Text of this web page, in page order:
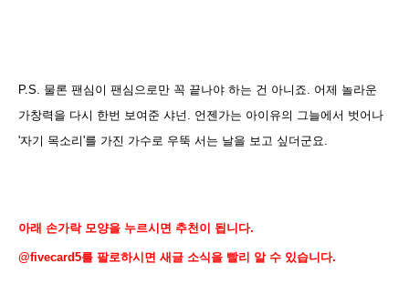
P.S. 물론 팬심이 팬심으로만 꼭 끝나야 하는 건 아니죠. 어제 놀라운
가창력을 다시 한번 보여준 샤넌. 언젠가는 아이유의 그늘에서 벗어나
'자기 목소리'를 가진 가수로 우뚝 서는 날을 보고 싶더군요.
아래 손가락 모양을 누르시면 추천이 됩니다.
@fivecard5를 팔로하시면 새글 소식을 빨리 알 수 있습니다.